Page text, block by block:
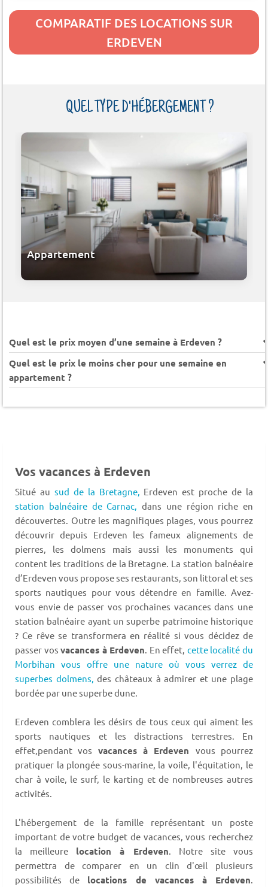
COMPARATIF DES LOCATIONS SUR
ERDEVEN
QUEL TYPE D'HÉBERGEMENT ?
Appartement
Quel est le prix moyen d’une semaine à Erdeven ?
Quel est le prix le moins cher pour une semaine en
appartement ?
Vos vacances à Erdeven
Situé au sud de la Bretagne, Erdeven est proche de la
station balnéaire de Carnac, dans une région riche en
découvertes. Outre les magnifiques plages, vous pourrez
découvrir depuis Erdeven les fameux alignements de
pierres, les dolmens mais aussi les monuments qui
content les traditions de la Bretagne. La station balnéaire
d’Erdeven vous propose ses restaurants, son littoral et ses
sports nautiques pour vous détendre en famille. Avez-
vous envie de passer vos prochaines vacances dans une
station balnéaire ayant un superbe patrimoine historique
? Ce rêve se transformera en réalité si vous décidez de
passer vosvacances à Erdeven. En effet, cette localité du
Morbihan vous offre une nature où vous verrez de
superbes dolmens, des châteaux à admirer et une plage
bordée par une superbe dune.
Erdeven comblera les désirs de tous ceux qui aiment les
sports nautiques et les distractions terrestres. En
effet,pendant vos vacances à Erdeven vous pourrez
pratiquer la plongée sous-marine, la voile, l'équitation, le
char à voile, le surf, le karting et de nombreuses autres
activités.
L'hébergement de la famille représentant un poste
important de votre budget de vacances, vous recherchez
la meilleure location à Erdeven. Notre site vous
permettra de comparer en un clin d'œil plusieurs
possibilités de locations de vacances à Erdeven.